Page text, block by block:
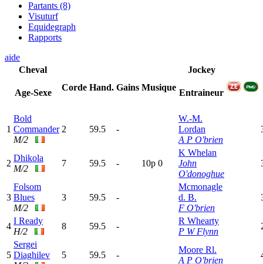
Partants (8)
Visuturf
Equidegraph
Rapports
aide
Cheval
Age-Sexe
Corde Hand. Gains Musique
Jockey
Entraineur
1
Bold
Commander
M/2
2 59.5 -
W.-M.
Lordan
A P O'brien
2
Dhikola
M/2
7 59.5 - 10p 0
K Whelan
John
O'donoghue
3
Folsom
Blues
M/2
3 59.5 -
Mcmonagle
d. B.
F O'brien
4
I Ready
H/2
8 59.5 -
R Whearty
P W Flynn
5
Sergei
Diaghilev
5 59.5 -
Moore Rl.
A P O'brien